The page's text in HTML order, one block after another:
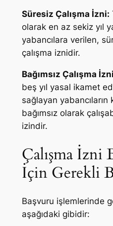
Süresiz Çalışma İzni:
olarak en az sekiz yıl
yabancılara verilen,
çalışma iznidir.
Bağımsız Çalışma
beş yıl yasal ikamet
sağlayan yabancıların
bağımsız olarak
izindir.
Çalışma İzni
İçin Gerekli
Başvuru işlemlerinde
aşağıdaki gibidir: